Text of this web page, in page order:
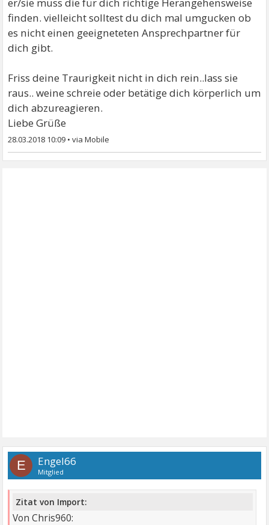
finden. vielleicht solltest du dich mal umgucken ob
es nicht einen geeigneteten Ansprechpartner für
dich gibt.
Friss deine Traurigkeit nicht in dich rein..lass sie
raus.. weine schreie oder betätige dich körperlich um
dich abzureagieren.
Liebe Grüße
28.03.2018 10:09 •
E Engel66
Mitglied
Zitat von Import:
Von Chris960: